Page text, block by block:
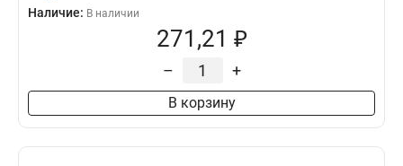
Наличие: В наличии
271,21 ₽
– +
В корзину